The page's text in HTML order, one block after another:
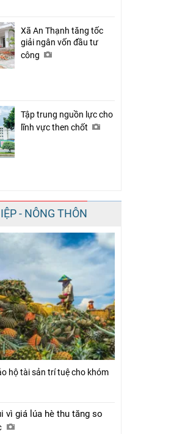
Xã An Thạnh tăng tốc
giải ngân vốn đầu tư
công
Tập trung nguồn lực cho
lĩnh vực then chốt
- NÔNG THÔN
hộ tài sản trí tuệ cho khóm
vì giá lúa hè thu tăng so